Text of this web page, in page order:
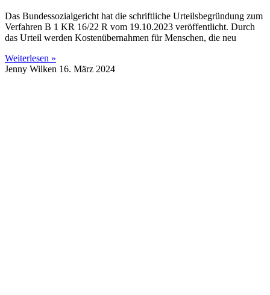
Das Bundessozialgericht hat die schriftliche Urteilsbegründung zum
Verfahren B 1 KR 16/22 R vom 19.10.2023 veröffentlicht. Durch
das Urteil werden Kostenübernahmen für Menschen, die neu
Weiterlesen »
Jenny Wilken 16. März 2024